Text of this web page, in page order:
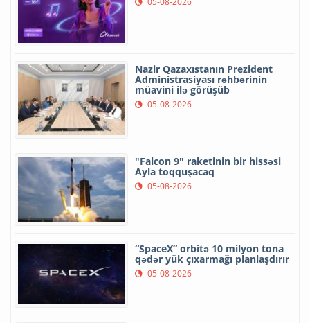
Nazir Qazaxıstanın Prezident
Administrasiyası rəhbərinin
müavini ilə görüşüb
05-08-2026
"Falcon 9" raketinin bir hissəsi
Ayla toqquşacaq
05-08-2026
“SpaceX” orbitə 10 milyon tona
qədər yük çıxarmağı planlaşdırır
05-08-2026